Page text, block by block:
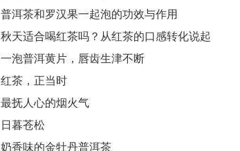
普洱茶和罗汉果一起泡的功效与作用
秋天适合喝红茶吗？从红茶的口感转化说起
一泡普洱黄片，唇齿生津不断
红茶，正当时
最抚人心的烟火气
日暮苍松
奶香味的金牡丹普洱茶